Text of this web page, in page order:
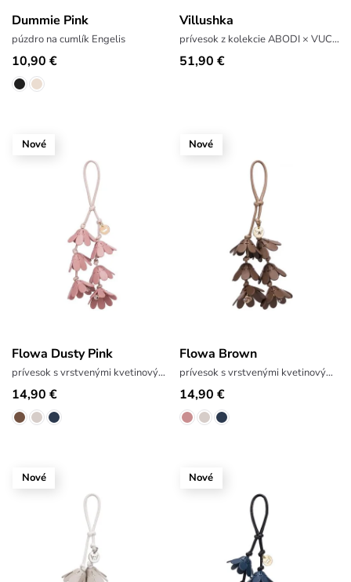
Dummie Pink
púzdro na cumlík Engelis
10,90 €
Villushka
prívesok z kolekcie ABODI × VUCH LAB
51,90 €
Nové
Flowa Dusty Pink
prívesok s vrstvenými kvetinovými motívmi
14,90 €
Nové
Flowa Brown
prívesok s vrstvenými kvetinovými motívmi
14,90 €
Nové Nové